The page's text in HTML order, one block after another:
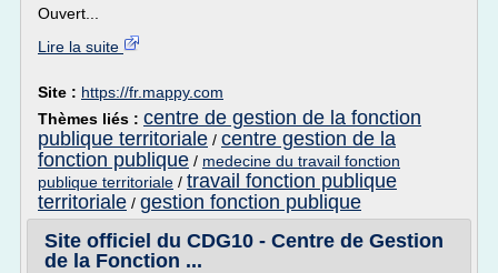
Ouvert...
Lire la suite
Site : https://fr.mappy.com
Thèmes liés : centre de gestion de la fonction
publique territoriale / centre gestion de la
fonction publique / medecine du travail fonction
publique territoriale / travail fonction publique
territoriale / gestion fonction publique
Site officiel du CDG10 - Centre de Gestion
de la Fonction ...